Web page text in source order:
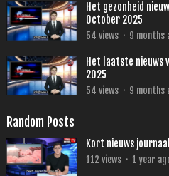
Het gezonheid
October 2025
54 views · 9 months
Het laatste nieuws
2025
54 views · 9 months
Random Posts
Kort nieuws
112 views · 1 year